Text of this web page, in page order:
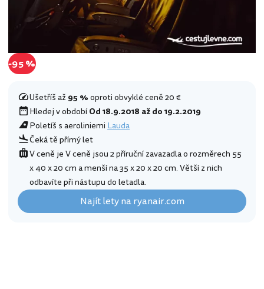
-95 %
Ušetříš až95 %oproti obvyklé ceně 20 €
Hledej v obdobíOd 18.9.2018 až do 19.2.2019
Poletíš s aeroliniemiLauda
Čeká tě přímý let
V ceně je V ceně jsou 2 příruční zavazadla o rozměrech 55
x 40 x 20 cm a menší na 35 x 20 x 20 cm. Větší z nich
odbavíte při nástupu do letadla.
Najít lety na ryanair.com